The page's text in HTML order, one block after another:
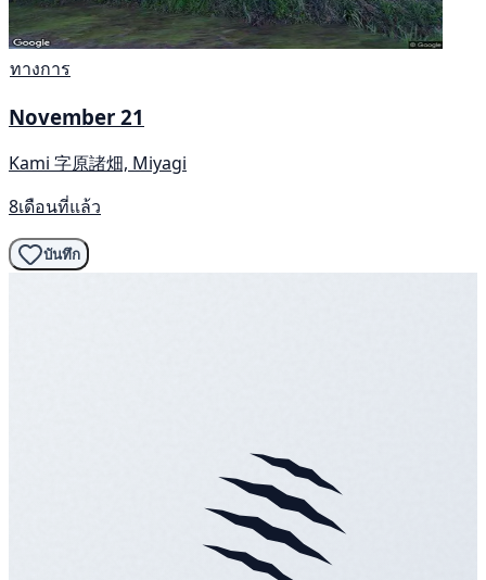
ทางการ
November 21
Kami 字原諸畑, Miyagi
8เดือนที่แล้ว
บันทึก